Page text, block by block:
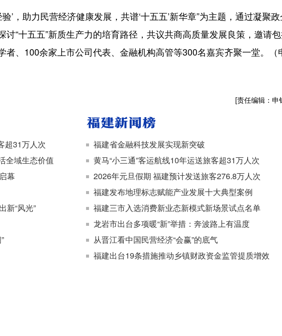
，助力民营经济健康发展，共谱‘十五五’新华章”为主题，通过凝聚
“十五五”新质生产力的培育路径，共议共商高质量发展良策，邀请
者、100余家上市公司代表、金融机构高管等300名嘉宾齐聚一堂。（
[责任编辑：申
超31万人次
全域生态价值
幕
新“风光”
福建省金融科技发展实现新突破
黄马“小三通”客运航线10年运送旅客超31万人次
2026年元旦假期 福建预计发送旅客276.8万人次
福建发布地理标志赋能产业发展十大典型案例
福建三市入选消费新业态新模式新场景试点名单
龙岩市出台多项暖“新”举措：奔波路上有温度
从晋江看中国民营经济“会赢”的底气
福建出台19条措施推动乡镇财政资金监管提质增效